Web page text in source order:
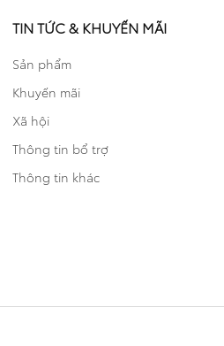
TIN TỨC & KHUYẾN MÃI
Sản phẩm
Khuyến mãi
Xã hội
Thông tin bổ trợ
Thông tin khác